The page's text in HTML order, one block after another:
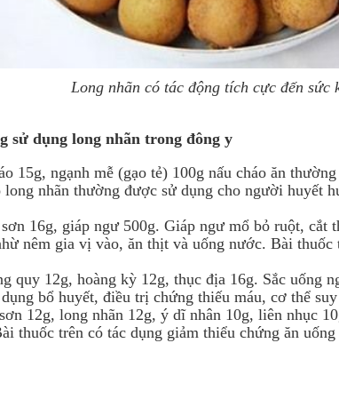
Long nhãn có tác động tích cực đến sức
sử dụng long nhãn trong đông y
15g, ngạnh mễ (gạo tẻ) 100g nấu cháo ăn
long nhãn thường được sử dụng cho người huyết
16g, giáp ngư 500g. Giáp ngư mổ bỏ ruột, cắt
nêm gia vị vào, ăn thịt và uống nước. Bài
quy 12g, hoàng kỳ 12g, thục địa 16g. Sắc uống
bổ huyết, điều trị chứng thiếu máu, cơ thể
12g, long nhãn 12g, ý dĩ nhân 10g, liên nhục
thuốc trên có tác dụng giảm thiểu chứng ăn